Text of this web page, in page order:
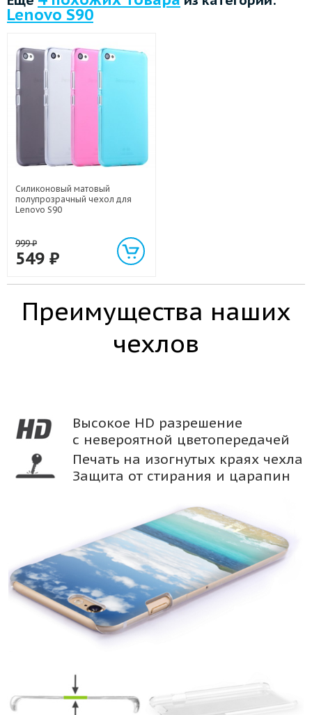
Lenovo S90
Силиконовый матовый
полупрозрачный чехол для
Lenovo S90
999₽
549 ₽
Преимущества наших
чехлов
Высокое HD разрешение
с невероятной цветопередачей
Печать на изогнутых краях чехла
Защита от стирания и царапин